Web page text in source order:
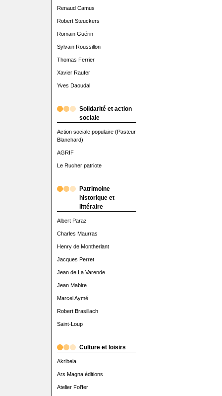
Renaud Camus
Robert Steuckers
Romain Guérin
Sylvain Roussillon
Thomas Ferrier
Xavier Raufer
Yves Daoudal
Solidarité et action
sociale
Action sociale populaire (Pasteur
Blanchard)
AGRIF
Le Rucher patriote
Patrimoine
historique et
littéraire
Albert Paraz
Charles Maurras
Henry de Montherlant
Jacques Perret
Jean de La Varende
Jean Mabire
Marcel Aymé
Robert Brasillach
Saint-Loup
Culture et loisirs
Akribeia
Ars Magna éditions
Atelier Fol'fer